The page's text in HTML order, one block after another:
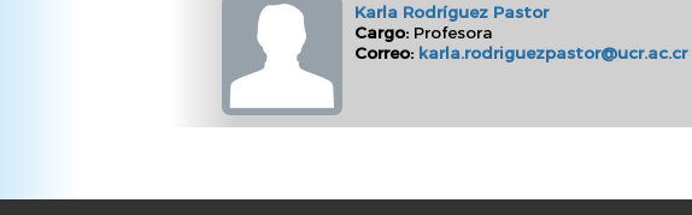
Karla Rodríguez Pastor
Cargo: Profesora
Correo: karla.rodriguezpastor@ucr.ac.cr